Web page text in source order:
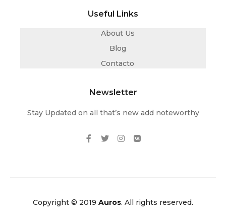
Useful Links
About Us
Blog
Contacto
Newsletter
Stay Updated on all that’s new add noteworthy
Copyright © 2019 Auros. All rights reserved.